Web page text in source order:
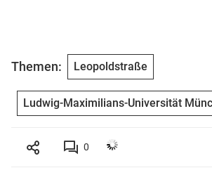
Themen: Leopoldstraße
Ludwig-Maximilians-Universität
0